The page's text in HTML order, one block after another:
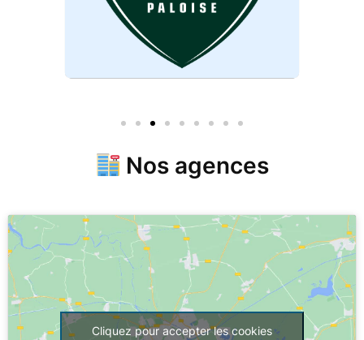
Nos agences
Cliquez pour accepter les cookies